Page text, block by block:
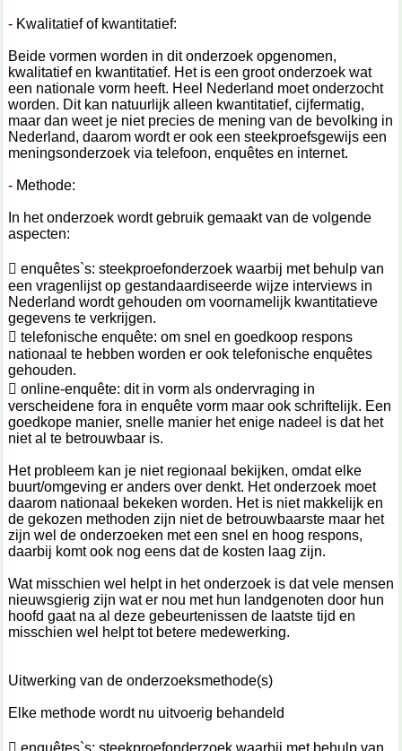
- Kwalitatief of kwantitatief:
Beide vormen worden in dit onderzoek opgenomen,
kwalitatief en kwantitatief. Het is een groot onderzoek wat
een nationale vorm heeft. Heel Nederland moet onderzocht
worden. Dit kan natuurlijk alleen kwantitatief, cijfermatig,
maar dan weet je niet precies de mening van de bevolking in
Nederland, daarom wordt er ook een steekproefsgewijs een
meningsonderzoek via telefoon, enquêtes en internet.
- Methode:
In het onderzoek wordt gebruik gemaakt van de volgende
aspecten:
 enquêtes`s: steekproefonderzoek waarbij met behulp van
een vragenlijst op gestandaardiseerde wijze interviews in
Nederland wordt gehouden om voornamelijk kwantitatieve
gegevens te verkrijgen.
 telefonische enquête: om snel en goedkoop respons
nationaal te hebben worden er ook telefonische enquêtes
gehouden.
 online-enquête: dit in vorm als ondervraging in
verscheidene fora in enquête vorm maar ook schriftelijk. Een
goedkope manier, snelle manier het enige nadeel is dat het
niet al te betrouwbaar is.
Het probleem kan je niet regionaal bekijken, omdat elke
buurt/omgeving er anders over denkt. Het onderzoek moet
daarom nationaal bekeken worden. Het is niet makkelijk en
de gekozen methoden zijn niet de betrouwbaarste maar het
zijn wel de onderzoeken met een snel en hoog respons,
daarbij komt ook nog eens dat de kosten laag zijn.
Wat misschien wel helpt in het onderzoek is dat vele mensen
nieuwsgierig zijn wat er nou met hun landgenoten door hun
hoofd gaat na al deze gebeurtenissen de laatste tijd en
misschien wel helpt tot betere medewerking.
Uitwerking van de onderzoeksmethode(s)
Elke methode wordt nu uitvoerig behandeld
 enquêtes`s: steekproefonderzoek waarbij met behulp van